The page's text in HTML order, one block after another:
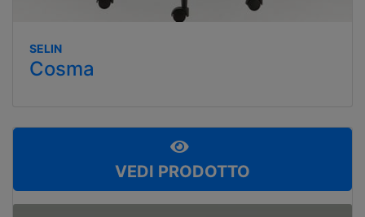
SELIN
Cosma
VEDI PRODOTTO